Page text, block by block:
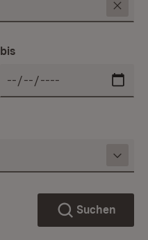
bis
Suchen